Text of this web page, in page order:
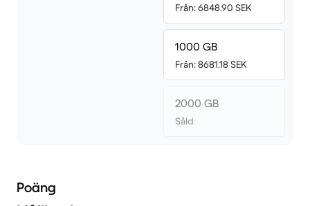
Från: 6848.90 SEK
1000 GB
Från: 8681.18 SEK
2000 GB
Såld
Poäng